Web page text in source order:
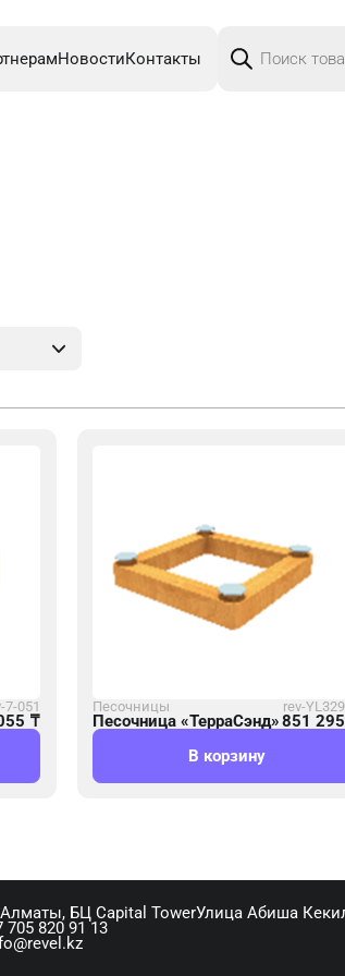
НовостиКонтакты
товаров
7-051
₸
Песочницы rev-
Песочница «ТерраСэнд»851 295
В корзину
Алматы, ​БЦ Capital Tower​Улица Абиша
705 820 91 13